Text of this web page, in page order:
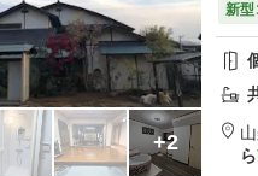
+2
新型
ら